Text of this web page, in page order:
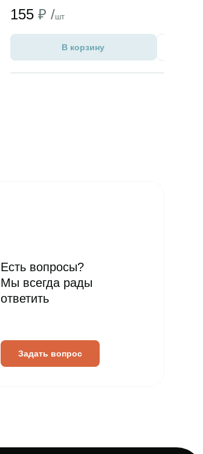
155 ₽ /шт
В корзину
Есть вопросы?
Мы всегда рады
ответить
Задать вопрос